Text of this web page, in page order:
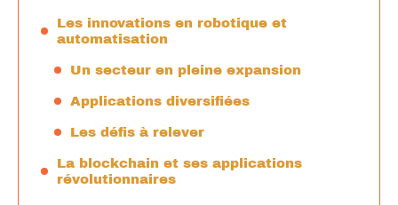
Les innovations en robotique et
automatisation
Un secteur en pleine expansion
Applications diversifiées
Les défis à relever
La blockchain et ses applications
révolutionnaires